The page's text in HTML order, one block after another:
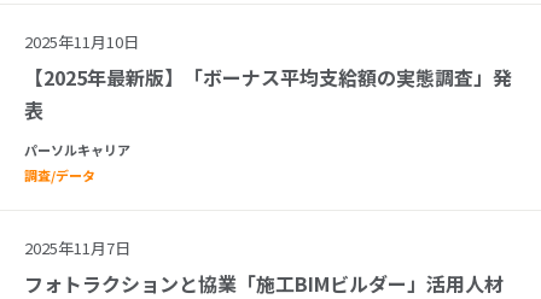
2025年11月10日
【2025年最新版】「ボーナス平均支給額の実態調査」発
表
パーソルキャリア
調査/データ
2025年11月7日
フォトラクションと協業「施工BIMビルダー」活用人材